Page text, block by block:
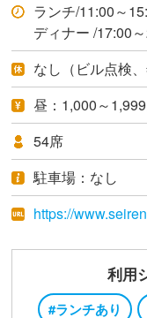
ランチ/11:00～
ディナー /17:00
なし（ビル点検
昼：1,000～
54席
駐車場：なし
https://
利用
#ランチあり